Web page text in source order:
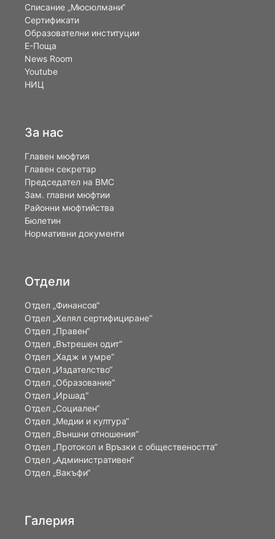
Списание „Мюсюлмани“
Сертификати
Образователни институции
Е-Поща
News Room
Youtube
НИЦ
За нас
Главен мюфтия
Главен секретар
Председател на ВМС
Зам. главни мюфтии
Районни мюфтийства
Бюлетин
Нормативни документи
Отдели
Отдел „Финансов“
Отдел „Хелял сертифициране“
Отдел „Правен“
Отдел „Вътрешен одит“
Отдел „Хадж и умре“
Отдел „Издателство“
Отдел „Образование“
Отдел „Иршад“
Отдел „Социален“
Отдел „Медии и култура“
Отдел „Външни отношения”
Oтдел „Протокол и Връзки с обществеността“
Отдел „Административен“
Отдел „Вакъфи“
Галерия